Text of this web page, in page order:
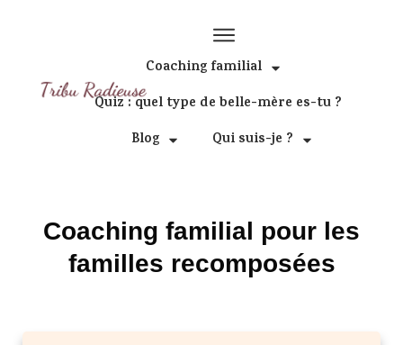
Coaching familial
Quiz : quel type de belle-mère es-tu ?
Blog
Qui suis-je ?
Coaching familial pour les
familles recomposées
en 2 minutes !
Je fais le quiz !